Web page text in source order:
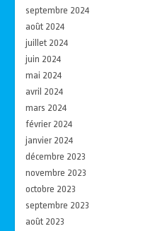
septembre 2024
août 2024
juillet 2024
juin 2024
mai 2024
avril 2024
mars 2024
février 2024
janvier 2024
décembre 2023
novembre 2023
octobre 2023
septembre 2023
août 2023